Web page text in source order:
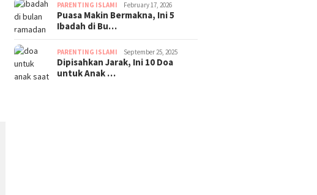
PARENTING ISLAMI February 17, 2026
Puasa Makin Bermakna, Ini 5
Ibadah di Bu…
PARENTING ISLAMI September 25, 2025
Dipisahkan Jarak, Ini 10 Doa
untuk Anak …